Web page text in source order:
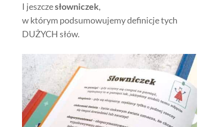
I jeszczesłowniczek,
w którym podsumowujemy definicje tych
DUŻYCH słów.